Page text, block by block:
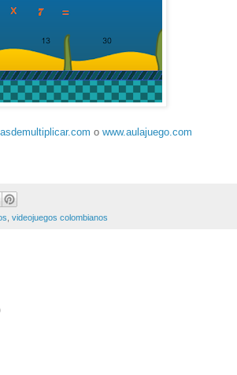
o www.aulajuego.com
videojuegos colombianos